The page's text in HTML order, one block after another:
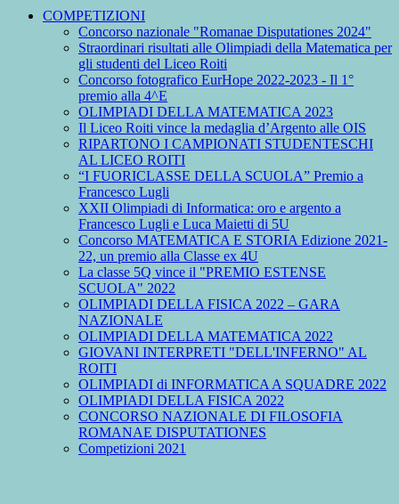
COMPETIZIONI
Concorso nazionale "Romanae Disputationes 2024"
Straordinari risultati alle Olimpiadi della Matematica per
gli studenti del Liceo Roiti
Concorso fotografico EurHope 2022-2023 - Il 1°
premio alla 4^E
OLIMPIADI DELLA MATEMATICA 2023
Il Liceo Roiti vince la medaglia d’Argento alle OIS
RIPARTONO I CAMPIONATI STUDENTESCHI
AL LICEO ROITI
“I FUORICLASSE DELLA SCUOLA” Premio a
Francesco Lugli
XXII Olimpiadi di Informatica: oro e argento a
Francesco Lugli e Luca Maietti di 5U
Concorso MATEMATICA E STORIA Edizione 2021-
22, un premio alla Classe ex 4U
La classe 5Q vince il "PREMIO ESTENSE
SCUOLA" 2022
OLIMPIADI DELLA FISICA 2022 – GARA
NAZIONALE
OLIMPIADI DELLA MATEMATICA 2022
GIOVANI INTERPRETI "DELL'INFERNO" AL
ROITI
OLIMPIADI di INFORMATICA A SQUADRE 2022
OLIMPIADI DELLA FISICA 2022
CONCORSO NAZIONALE DI FILOSOFIA
ROMANAE DISPUTATIONES
Competizioni 2021